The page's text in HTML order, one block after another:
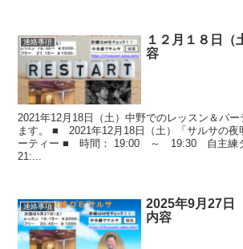
連絡事項
１２月１８日（
容
2021年12月18日（土）中野でのレッスン＆パー
ます。 ■ 2021年12月18日（土）「サルサの夜
ーティー ■ 時間： 19:00 ～ 19:30 自主練
21:...
連絡事項
2025年9月27日
内容